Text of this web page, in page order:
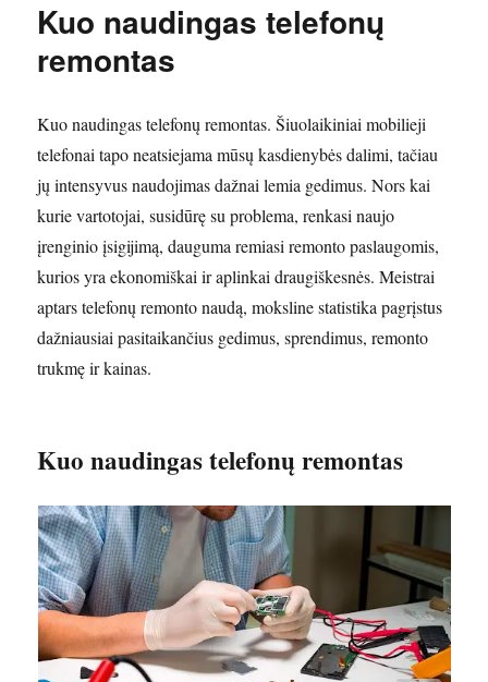
Kuo naudingas telefonų
remontas
Kuo naudingas telefonų remontas. Šiuolaikiniai mobilieji
telefonai tapo neatsiejama mūsų kasdienybės dalimi, tačiau
jų intensyvus naudojimas dažnai lemia gedimus. Nors kai
kurie vartotojai, susidūrę su problema, renkasi naujo
įrenginio įsigijimą, dauguma remiasi remonto paslaugomis,
kurios yra ekonomiškai ir aplinkai draugiškesnės. Meistrai
aptars telefonų remonto naudą, moksline statistika pagrįstus
dažniausiai pasitaikančius gedimus, sprendimus, remonto
trukmę ir kainas.
Kuo naudingas telefonų remontas